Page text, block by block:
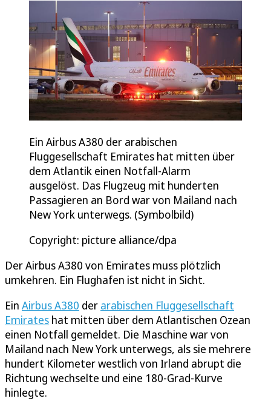
Ein Airbus A380 der arabischen
Fluggesellschaft Emirates hat mitten über
dem Atlantik einen Notfall-Alarm
ausgelöst. Das Flugzeug mit hunderten
Passagieren an Bord war von Mailand nach
New York unterwegs. (Symbolbild)
Copyright: picture alliance/dpa
Der Airbus A380 von Emirates muss plötzlich
umkehren. Ein Flughafen ist nicht in Sicht.
Ein Airbus A380 der arabischen Fluggesellschaft
Emirates hat mitten über dem Atlantischen Ozean
einen Notfall gemeldet. Die Maschine war von
Mailand nach New York unterwegs, als sie mehrere
hundert Kilometer westlich von Irland abrupt die
Richtung wechselte und eine 180-Grad-Kurve
hinlegte.